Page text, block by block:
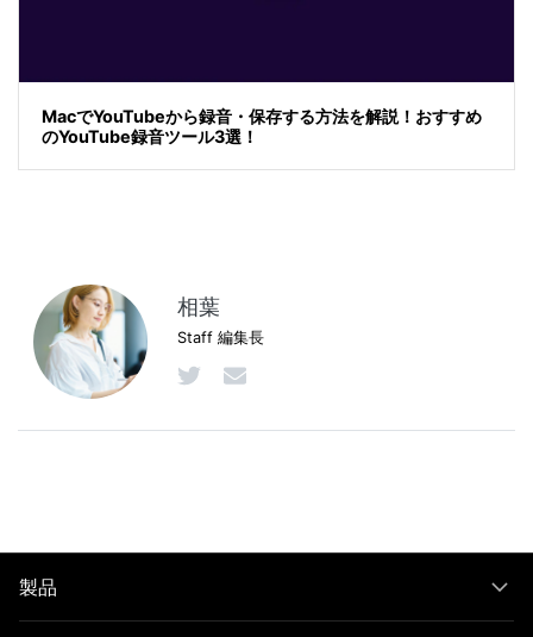
MacでYouTubeから録音・保存する方法を解説！おすすめ
のYouTube録音ツール3選！
相葉
Staff 編集長
製品